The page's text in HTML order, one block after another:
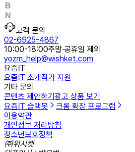
고객 문의
02-6925-4867
10:00-18:00주말·공휴일 제외
yozm_help@wishket.com
요즘IT
요즘IT 소개작가 지원
기타 문의
콘텐츠 제안하기광고 상품 보기
요즘IT 슬랙봇
크롬 확장 프로그램
이용약관
개인정보 처리방침
청소년보호정책
㈜위시켓